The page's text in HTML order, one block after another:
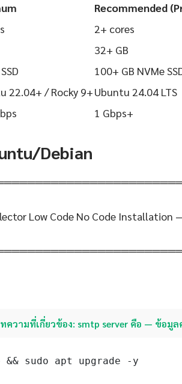
Recommended
2+ cores
32+ GB
100+ GB NVMe
22.04+ / Rocky 9+Ubuntu 24.04 LTS
1 Gbps+
Debian
Low Code No Code Installation
ความที่เกี่ยวข้อง: smtp server คือ — ข้อมู
&& sudo apt upgrade -y